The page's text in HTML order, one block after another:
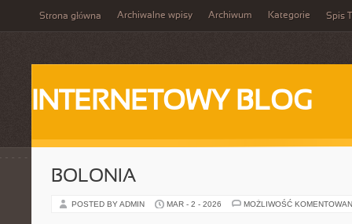
Strona główna Archiwalne wpisy Archiwum Kategorie Spis
INTERNETOWY BLOG
BOLONIA
POSTED BY ADMIN MAR - 2 - 2026 MOŻLIWOŚĆ